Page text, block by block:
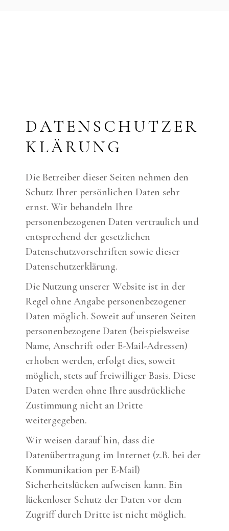
DATENSCHUTZER
KLÄRUNG
Die Betreiber dieser Seiten nehmen den
Schutz Ihrer persönlichen Daten sehr
ernst. Wir behandeln Ihre
personenbezogenen Daten vertraulich und
entsprechend der gesetzlichen
Datenschutzvorschriften sowie dieser
Datenschutzerklärung.
Die Nutzung unserer Website ist in der
Regel ohne Angabe personenbezogener
Daten möglich. Soweit auf unseren Seiten
personenbezogene Daten (beispielsweise
Name, Anschrift oder E-Mail-Adressen)
erhoben werden, erfolgt dies, soweit
möglich, stets auf freiwilliger Basis. Diese
Daten werden ohne Ihre ausdrückliche
Zustimmung nicht an Dritte
weitergegeben.
Wir weisen darauf hin, dass die
Datenübertragung im Internet (z.B. bei der
Kommunikation per E-Mail)
Sicherheitslücken aufweisen kann. Ein
lückenloser Schutz der Daten vor dem
Zugriff durch Dritte ist nicht möglich.